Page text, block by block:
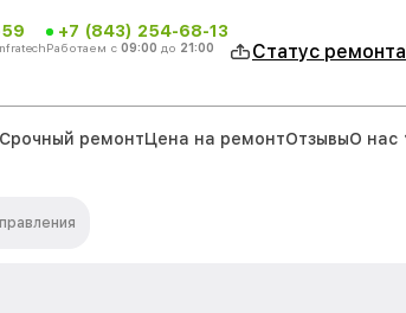
+7 (843) 254-68-13
Работаем с 09:00 до 21:00 Статус ремонта
Срочный ремонтЦена на ремонтОтзывыО нас